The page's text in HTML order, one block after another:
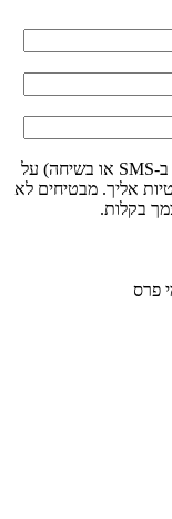
בלחיצה על הכפתור, נדאג לעדכן אותך (במייל, ב-SMS או בשיחה) על
אליך. מבטיחים לא
בקלות.